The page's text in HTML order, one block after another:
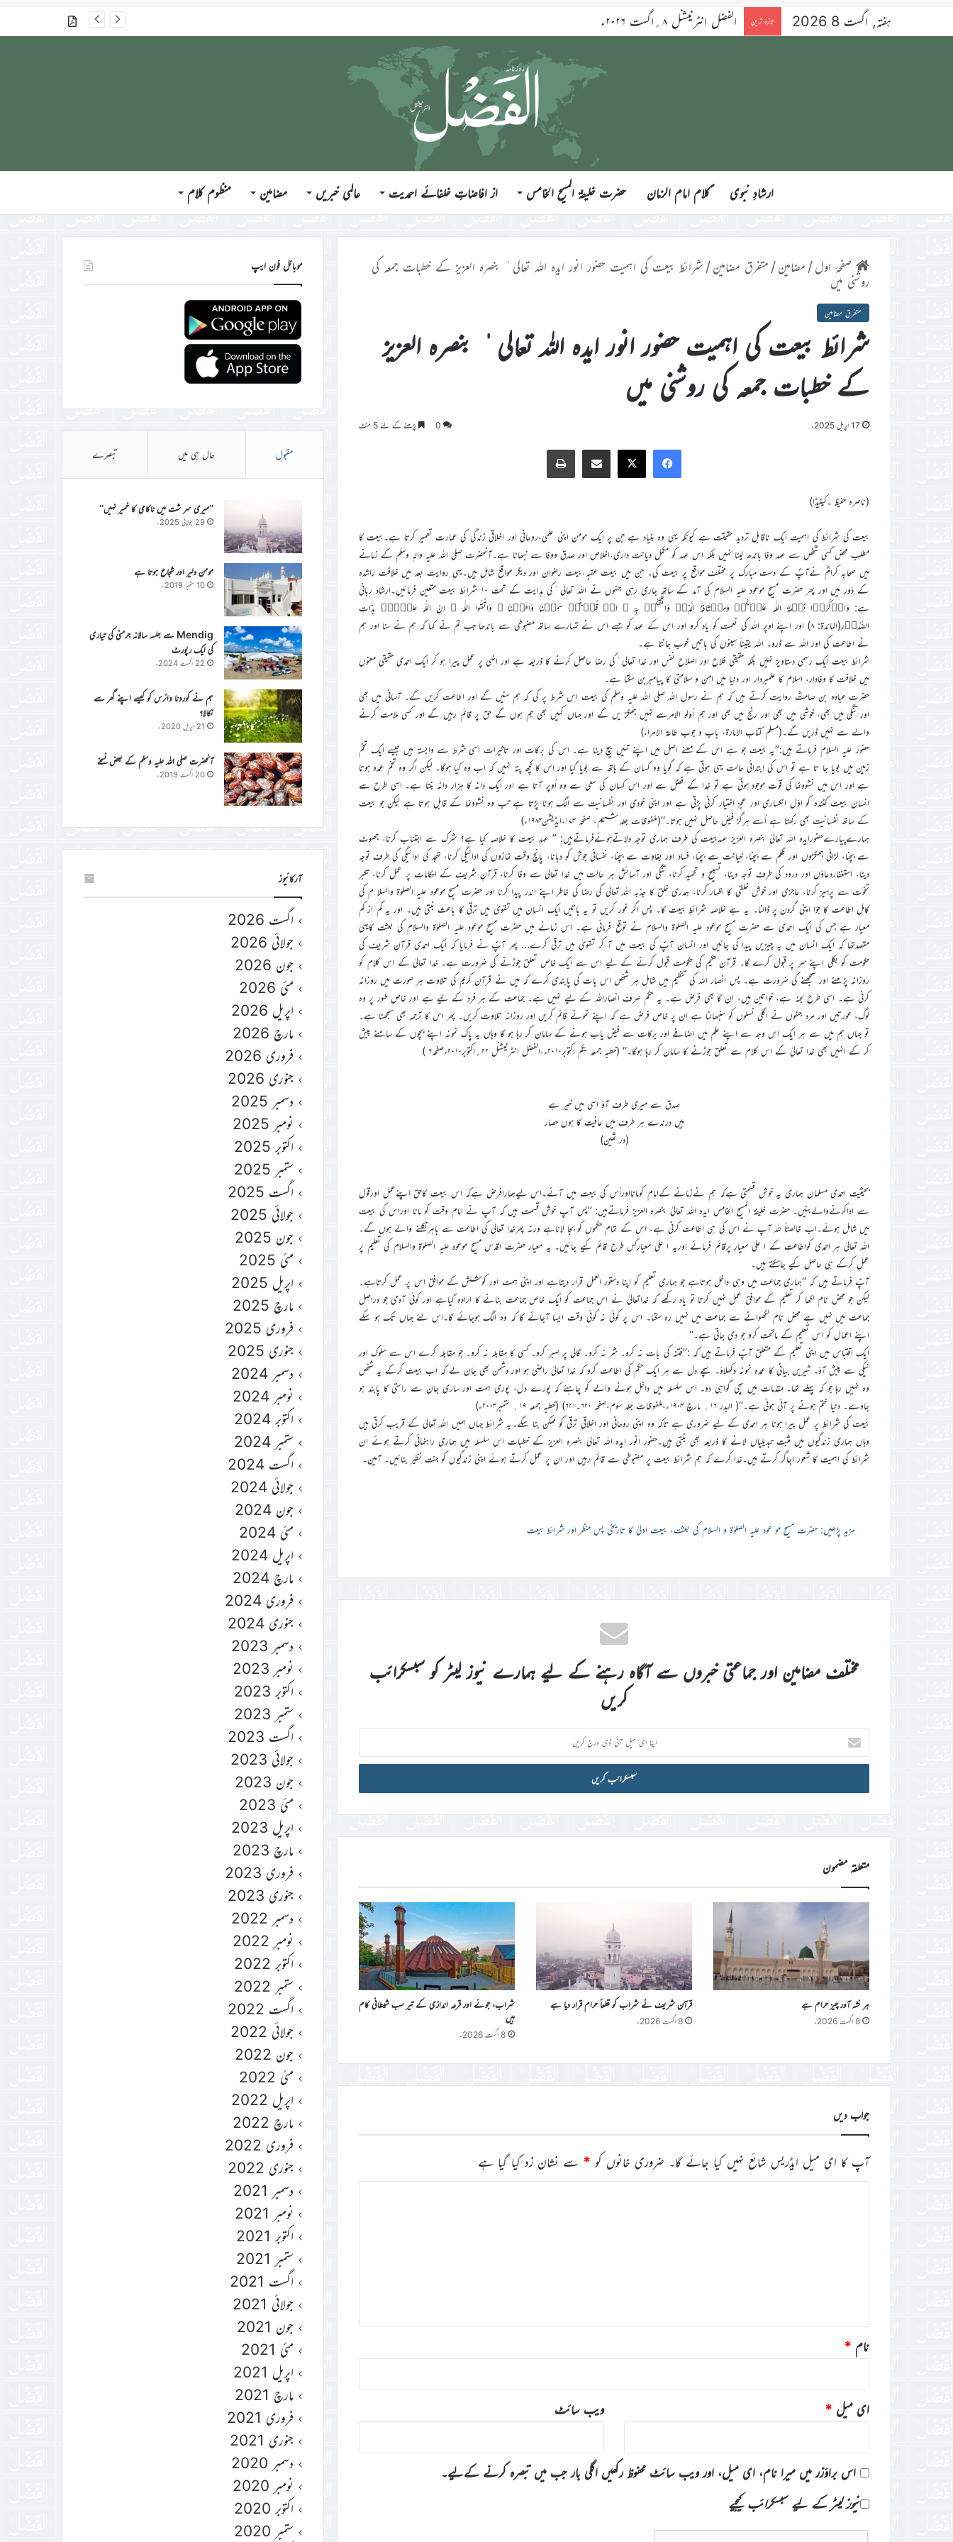
ہفتہ, اگست 8 2026 تازہ ترین الفضل انٹرنیشنل ۸؍اگست ۲۰۲۶ء گذشتہ شمارے
ارشادِ نبوی ؑکلام امام الزمان حضرت خلیفۃ المسیح الخامس از افاضاتِ خلفائے احمدیت عالمی خبریں مضامین منظوم کلام
صفحۂ اول/ مضامین/ متفرق مضامین/ شرائط بیعت کی اہمیت حضور انور ایدہ اللہ تعالی ٰ بنصرہ العزیز کے خطبات جمعہ کی
روشنی میں
متفرق مضامین
شرائط بیعت کی اہمیت حضور انور ایدہ اللہ تعالی ٰ بنصرہ العزیز
کے خطبات جمعہ کی روشنی میں
17 اپریل 2025ء 0 پڑھنے کے لئے 5 منٹ
Facebook
X
Share via Email
Print
(ناصرہ حفیظ ۔کینیڈا)
بیعت کی شرائط کی اہمیت ایک ناقابل تردید حقیقت ہے کیونکہ یہی وہ بنیاد ہے جن پر ایک مومن اپنی علمی،روحانی اور اخلاقی زندگی کی عمارت تعمیر کرتا ہے۔بیعت کا
مطلب محض کسی شخص سے عہد وفا باندھ لینا نہیں بلکہ اس عہد کو مکمل دیانت داری،اخلاص اور صدق ووفا سے نبھانا ہے۔آنحضرت صلی اللہ علیہ والہٖ وسلم کے زمانے
میں صحابہ کرامؓ نےآپؐ کے دست مبارک پر مختلف مواقع پر بیعت کی۔ جن میں بیعت عقبہ،بیعت رضوان اور دیگر مواقع شامل ہیں۔یہی روایت بعد میں خلافت راشدہ
کے دَور میں اور پھر حضرت مسیح موعود علیہ السلام کی آمد کے ساتھ جاری رہی جنہوں نے اللہ تعالی ٰکی ہدایت کے تحت ۱۰ شرائط بیعت متعین فرمائیں۔ارشاد ربانی
ہے: وَاذۡکُرُوۡا نِعۡمَۃَ اللّٰہِ عَلَیۡکُمۡ وَمِیۡثَاقَہُ الَّذِیۡ وَاثَقَکُمۡ بِہٖۤ ۙ اِذۡ قُلۡتُمۡ سَمِعۡنَا وَاَطَعۡنَا ۫ وَاتَّقُوا اللّٰہَ ؕ اِنَّ اللّٰہَ عَلِیۡمٌۢ بِذَاتِ
الصُّدُوۡرِ(المائدۃ: ۸) اور اپنے اوپر اللہ کی نعمت کو یاد کرو اور اس کے عہد کو جسے اس نے تمہارے ساتھ مضبوطی سے باندھا جب تم نے کہا کہ ہم نے سنا اور ہم
نے اطاعت کی اور اللہ سے ڈرو۔ اللہ یقیناً سینوں کی باتیں خوب جانتا ہے۔
شرائط بیعت ایک رسمی دستاویز نہیں بلکہ حقیقی فلاح اور اصلاح نفس اور خدا تعالی ٰکی رضا حاصل کرنے کا ذریعہ ہے اور انہی پر عمل پیرا ہو کر ایک احمدی حقیقی معنوں
میں خلافت کا وفادار، اسلام کا علمبردار اور دنیا میں امن و سلامتی کا پیامبربن سکتا ہے۔
حضرت عبادہ بن صامتؓ روایت کرتے ہیں کہ ہم نے رسول اللہ صلی اللہ علیہ وسلم کی بیعت اس شرط پر کی کہ ہم سنیں گے اور اطاعت کریں گے۔ آسانی میں بھی
اور تنگی میں بھی، خوشی میں بھی اور رنج میں بھی اور ہم اُولو الامرسے نہیں جھگڑ یں گے اور جہاں کہیں بھی ہم ہوں گے حق پر قائم رہیں گے اور کسی ملامت کرنے
والے سے نہیں ڈریں گے۔(مسلم کتاب الامارۃ، باب و جوب طاعۃ الامراء)
حضور علیہ السلام فرماتے ہیں:’’یہ بیعت جو ہے اس کے معنے اصل میں اپنے تئیں بیچ دینا ہے۔ اس کی برکات اور تاثیرات اسی شرط سے وابستہ ہیں جیسے ایک تخم
زمین میں بویا جا تا ہے تو اس کی ابتدائی حالت یہی ہوتی ہے کہ گویا وہ کسان کے ہاتھ سے بویا گیا اور اس کا کچھ پتہ نہیں کہ اب وہ کیا ہوگا۔ لیکن اگر وہ تخم عمدہ ہوتا
ہے اور اس میں نشوونما کی قوت موجود ہوتی ہے تو خدا کے فضل سے اور اس کسان کی سعی سے وہ اُوپر آتا ہے اور ایک دانہ کا ہزار دانہ بنتا ہے۔ اسی طرح سے
انسان بیعت کنندہ کو اوّل انکساری اور عجز اختیار کرنی پڑتی ہے اور اپنی خودی اور نفسانیت سے الگ ہونا پڑتا ہے تب وہ نشوونما کے قابل ہوتا ہے لیکن جو بیعت
کے ساتھ نفسانیت بھی رکھتا ہے اُسے ہرگز فیض حاصل نہیں ہوتا۔‘‘(ملفوظات جلد ششم، صفحہ ۱۷۳،ایڈیشن۱۹۸۴ء)
ہمارےپیارےحضورایدہ اللہ تعالیٰ بنصرہ العزیز عہدِبیعت کی طرف ہماری توجہ دلاتےہوئےفرماتےہیں: ’’ عہدِ بیعت کا خلاصہ کیا ہے؟ شرک سے اجتناب کرنا، جھوٹ
سے بچنا، لڑائی جھگڑوں اور ظلم سے بچنا، خیانت سے بچنا، فساد اور بغاوت سے بچنا، نفسانی جوش کو دبانا، پانچ وقت نمازوں کی ادائیگی کرنا، تہجد کی ادائیگی کی طرف توجہ
دینا، استغفاردعاؤں اور درود کی طرف توجہ دینا، تسبیح و تحمید کرنا، تنگی اور آسائش ہر حالت میں خدا تعالیٰ سے وفا کرنا، قرآنِ شریف کے احکامات پر عمل کرنا، تکبر
تخوت سے پرہیز کرنا، عاجزی اور خوش خلقی کا اظہار کرنا، ہمدری خلق کا جذبہ اللہ تعالیٰ کی رضا کی خاطر اپنے اندر پیدا کرنا اور حضرت مسیح موعود علیہ الصلوۃ والسلا م کی
کامل اطاعت کا جؤا اپنی گردن پر ڈالنا۔ یہ ہے خلاصہ شرائطِ بیعت کا۔ پس اگر غور کریں تو یہ باتیں ایک انسان میں تقویٰ میں ترقی کا باعث بنتی ہیں۔ اور یہ کم از کم
معیار ہے جس کی ایک احمدی سے حضرت مسیح موعود علیہ الصلوٰۃ والسلام نے توقع فرمائی ہے۔ اس زمانے میں حضرت مسیح موعود علیہ الصلوٰۃ والسلام کی بعثت کایہی
مقصدتھا کہ ایک انسان میں یہ چیزیں پیدا کی جائیں اور انسان آپؑ کی بیعت میں آ کر تقویٰ میں ترقی کرے… پھر آپؑ نے فرمایا کہ ایک احمدی قرآنِ شریف کی
حکومت کو بکلی اپنے سر پر قبول کرے گا۔ قرآنِ حکیم کی حکومت قبول کرنے کے لیے اس سے ایک خاص تعلق جوڑنے کی ضرورت ہے۔ خدا تعالیٰ کے اس کلام کو
روزانہ پڑھنے اور سمجھنے کی ضرورت ہے۔ پس انصار اللہ کی تنظیم میں شامل ہر شخص اس بات کی پابندی کرے کہ میں نے قرآنِ کریم کی تلاوت ہر صورت میں روزانہ
کرنی ہے۔ اسی طرح لجنہ ہے، خواتین ہیں، ان کا بھی فرض ہے۔ یہ حکم صرف انصاراللہ کے لیے نہیں ہے۔ جماعت کے ہر فرد کے لیے ہے اور خاص طور پر وہ
لوگ، عورتیں اور مرد جنہوں نے اگلی نسلوں کو سنبھالنا ہے ان پر خاص فرض ہے کہ اپنے نمونے قائم کریں اور روزانہ تلاوت کریں۔ پھر اس کا ترجمہ بھی سمجھنا ہے۔
تو جہاں ہم میں سے ہر ایک اس وجہ سے اپنے علم میں اضافے اور برکات سے فیض یاب ہونے کے سامان کر رہا ہو گا وہاں یہ پاک نمونہ اپنے بچوں کے سامنے پیش
کر کے انہیں بھی خدا تعالیٰ کے اس کلام سے تعلق جوڑنے کا سامان کر رہا ہوگا۔‘‘ (خطبہ جمعہ یکم اکتوبر۲۰۱۰ء،الفضل انٹرنیشنل ۲۲؍اکتوبر۲۰۱۰ءصفحہ۶ )
صدق سے میری طرف آؤ اسی میں خیر ہے
ہیں درندے ہر طرف میں عافیت کا ہوں حصار
(در ثمین)
بحیثیت احمدی مسلمان ہماری یہ خوش قسمتی ہےکہ ہم نےزمانے کےامام کومانااوراُس کی بیعت میں آئے۔اس لیےہمارافرض ہےکہ اس بیعت کاحق اپنےعمل اورقول
سے اداکرنےوالےبنیں۔ حضرت خلیفۃ المسیح الخامس ایدہ اللہ تعالیٰ بنصرہ العزیز فرماتےہیں: ’’پس آپ خوش قسمت ہیں کہ آپ نے امام وقت کو مانا اوراس کی بیعت
میں شامل ہوئے۔اب خالصتاً للہ آپ نے اس کی ہی اطاعت کرنی ہے، اس کے تمام حکموں کو بجا لاناہے ورنہ پھرخدا تعالیٰ کی اطاعت سے باہرنکلنے والے ہوں گے۔
اللہ تعالیٰ ہر احمدی کواطاعت کے ا علیٰ معیار پرقائم فرمائے اوریہ ا علیٰ معیارکس طرح قائم کیے جائیں۔ یہ معیار حضرت اقدس مسیح موعود علیہ الصلوٰۃ والسلام کی تعلیم پر
عمل کرکے ہی حاصل کیے جاسکتے ہیں۔
آپؑ فرماتے ہیں کہ ’’ہماری جماعت میں وہی داخل ہوتاہے جو ہماری تعلیم کو اپنا دستور العمل قرار دیتاہے اور اپنی ہمت اور کوشش کے موافق اس پر عمل کرتاہے۔
لیکن جو محض نام لکھا کر تعلیم کے موافق عمل نہیں کرتا تو یاد رکھے کہ خداتعالیٰ نے اس جماعت کو ایک خاص جماعت بنانے کا ارادہ کیاہے اور کوئی آدمی جو دراصل
جماعت میں نہیں ہے محض نام لکھوانے سے جماعت میں نہیں رہ سکتا۔ اس پر کوئی نہ کوئی وقت ایسا آجائے گا کہ وہ الگ ہوجائے گا۔اس لئے جہاں تک ہو سکے
اپنے اعمال کو اس تعلیم کے ماتحت کرو جو دی جاتی ہے۔‘‘
ایک اقتباس میں اپنی تعلیم کے متعلق آپؑ فرماتے ہیں کہ :’’فتنہ کی بات نہ کرو۔ شر نہ کرو۔ گالی پر صبر کرو۔ کسی کا مقابلہ نہ کرو۔ جو مقابلہ کرے اس سے سلوک اور
نیکی سے پیش آؤ۔ شیریں بیانی کا عمدہ نمونہ دکھلاؤ۔ سچے دل سے ہر ایک حکم کی اطاعت کرو کہ خدا تعالیٰ راضی ہو اور دشمن بھی جان لے کہ اب بیعت کرکے یہ شخص
وہ نہیں رہا جو کہ پہلے تھا۔ مقدمات میں سچی گواہی دو۔ اس سلسلہ میں داخل ہونے والے کو چاہئے کہ پورے دل، پوری ہمت اور ساری جان سے راستی کا پابند ہو
جاوے۔ دنیا ختم ہونے پر آئی ہوئی ہے۔‘‘( البدر ۱۶؍ مارچ ۱۹۰۴ء،ملفوظات جلد سوم،صفحہ ۶۲۰۔۶۲۱) (خطبہ جمعہ ۱۹؍ ستمبر۲۰۰۳ء)
بیعت کی شرائط پر عمل پیرا ہونا ہر احمدی کے لیے ضروری ہے تاکہ وہ اپنی روحانی اور اخلاقی ترقی کو ممکن بنا سکے۔یہ شرائط جہاں ہمیں اللہ تعالیٰ کے قریب کرتی ہیں
وہاں ہماری زندگیوں میں مثبت تبدیلیاں لانے کا ذریعہ بھی بنتی ہیں۔حضور انور ایدہ اللہ تعالیٰ بنصرہ العزیز کے خطبات اس سلسلہ میں ہماری راہنمائی کرتے ہوئے ان
شرائط کی اہمیت کا شعور اجاگر کرتے ہیں۔خدا کرے کہ ہم شرائط بیعت پر مضبوطی سے قائم رہیں اور ان پر عمل کرتے ہوئے اپنی زندگیوں کو جنت نظیر بنائیں۔ آمین۔
مزید پڑھیں: حضرت مسیح مو عود علیہ الصلوٰۃ و السلام کی بعثت، بیعت اولیٰ کا تاریخی پس منظر اور شرائط بیعت
مختلف مضامین اور جماعتی خبروں سے آگاہ رہنے کے لیے ہمارے نیوز لیٹر کو سبسکرائب
کریں
اپنا
ای
میل
ڈی
متعلقہ مضمون
ہر نشہ آور چیز حرام ہے
8 اگست 2026ء
قرآن شریف نے شراب کو قطعاً حرام قرار دیا ہے
8 اگست 2026ء
شراب، جوئے اور قرعہ اندازی کے تیر سب شیطانی کام
ہیں
8 اگست 2026ء
جواب دیں
آپ کا ای میل ایڈریس شائع نہیں کیا جائے گا۔ ضروری خانوں کو * سے نشان زد کیا گیا ہے
نام *
ای میل * ویب‌ سائٹ
اس براؤزر میں میرا نام، ای میل، اور ویب سائٹ محفوظ رکھیں اگلی بار جب میں تبصرہ کرنے کےلیے۔
نیوز لیٹر کے لیے سبسکرائب کیجیے
موبائل فون ایپ
مقبول حال ہی میں تبصرے
’’میری سر شت میں ناکامی کا خمیر نہیں‘‘
29 جولائی 2025ء
مومن دلیر اور شجاع ہوتا ہے
10 ستمبر 2019ء
Mendig سے جلسہ سالانہ جرمنی کی تیاری
کی ایک رپورٹ
22 اگست 2024ء
ہم نے کورونا وائرس کو کیسے اپنے گھر سے
نکالا؟
21 اپریل 2020ء
آنحضرت صلی اللہ علیہ وسلم کے بعض نسخے
20 اگست 2019ء
آرکائیوز
اگست 2026
جولائی 2026
جون 2026
مئی 2026
اپریل 2026
مارچ 2026
فروری 2026
جنوری 2026
دسمبر 2025
نومبر 2025
اکتوبر 2025
ستمبر 2025
اگست 2025
جولائی 2025
جون 2025
مئی 2025
اپریل 2025
مارچ 2025
فروری 2025
جنوری 2025
دسمبر 2024
نومبر 2024
اکتوبر 2024
ستمبر 2024
اگست 2024
جولائی 2024
جون 2024
مئی 2024
اپریل 2024
مارچ 2024
فروری 2024
جنوری 2024
دسمبر 2023
نومبر 2023
اکتوبر 2023
ستمبر 2023
اگست 2023
جولائی 2023
جون 2023
مئی 2023
اپریل 2023
مارچ 2023
فروری 2023
جنوری 2023
دسمبر 2022
نومبر 2022
اکتوبر 2022
ستمبر 2022
اگست 2022
جولائی 2022
جون 2022
مئی 2022
اپریل 2022
مارچ 2022
فروری 2022
جنوری 2022
دسمبر 2021
نومبر 2021
اکتوبر 2021
ستمبر 2021
اگست 2021
جولائی 2021
جون 2021
مئی 2021
اپریل 2021
مارچ 2021
فروری 2021
جنوری 2021
دسمبر 2020
نومبر 2020
اکتوبر 2020
ستمبر 2020